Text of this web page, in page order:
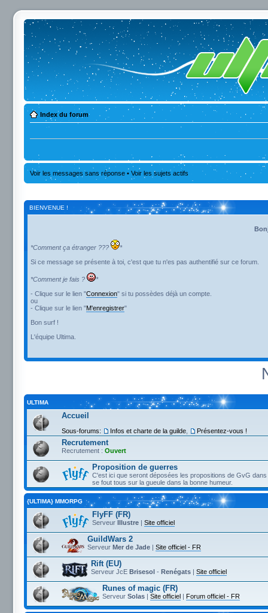
Index du forum
Voir les messages sans réponse • Voir les sujets actifs
BIENVENUE !
*Comment ça étranger ???
*
Si ce message se présente à toi, c'est que tu n'es pas authentifié sur ce forum.
*Comment je fais ?
*
- Clique sur le lien "Connexion" si tu possèdes déjà un compte.
ou
- Clique sur le lien "M'enregistrer"
Bon surf !
L'équipe Ultima.
ULTIMA
Accueil
Sous-forums: Infos et charte de la guilde Présentez-vous !
Recrutement
Recrutement : Ouvert
Proposition de guerres
C'est ici que seront déposées les propositions de GvG dans
se fout tous sur la gueule dans la bonne humeur.
{ULTIMA} MMORPG
FlyFF (FR)
Serveur Illustre | Site officiel
GuildWars 2
Serveur Mer de Jade | Site officiel - FR
Rift (EU)
Serveur JcE Brisesol - Renégats | Site officiel
Runes of magic (FR)
Serveur Solas | Site officiel | Forum officiel - FR